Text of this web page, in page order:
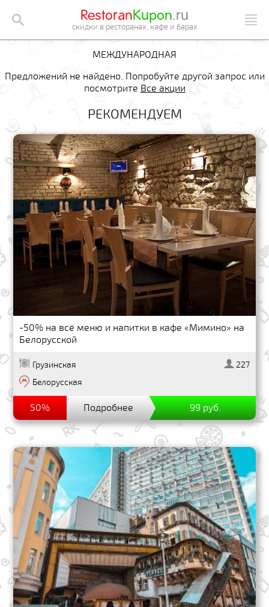
RestoranKupon.ru
скидки в ресторанах, кафе и барах
МЕЖДУНАРОДНАЯ
Предложений не найдено. Попробуйте другой запрос или
посмотрите Все акции
РЕКОМЕНДУЕМ
-50% на всё меню и напитки в кафе «Мимино» на
Белорусской
Грузинская
Белорусская
227
50% Подробнее 99 руб.